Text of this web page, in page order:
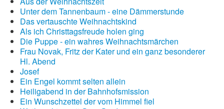
Unter dem Tannenbaum - eine Dämmerstunde
Das vertauschte Weihnachtskind
Als ich Christtagsfreude holen ging
Die Puppe - ein wahres Weihnachtsmärchen
Frau Novak, Fritz der Kater und ein ganz besonderer
Hl. Abend
Josef
Ein Engel kommt selten allein
Heiligabend in der Bahnhofsmission
Ein Wunschzettel der vom Himmel fiel